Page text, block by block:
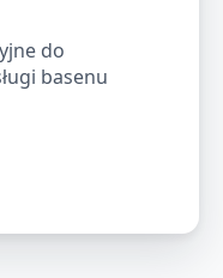
do
basenu